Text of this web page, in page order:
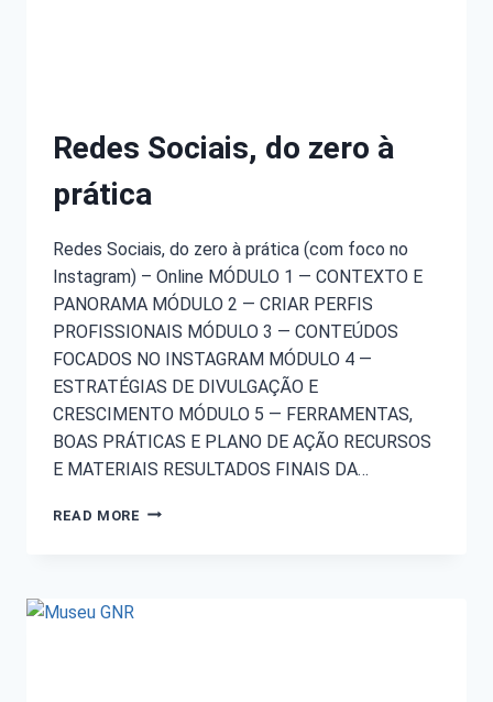
Redes Sociais, do zero à
prática
Redes Sociais, do zero à prática (com foco no
Instagram) – Online MÓDULO 1 — CONTEXTO E
PANORAMA MÓDULO 2 — CRIAR PERFIS
PROFISSIONAIS MÓDULO 3 — CONTEÚDOS
FOCADOS NO INSTAGRAM MÓDULO 4 —
ESTRATÉGIAS DE DIVULGAÇÃO E
CRESCIMENTO MÓDULO 5 — FERRAMENTAS,
BOAS PRÁTICAS E PLANO DE AÇÃO RECURSOS
E MATERIAIS RESULTADOS FINAIS DA…
READ MORE